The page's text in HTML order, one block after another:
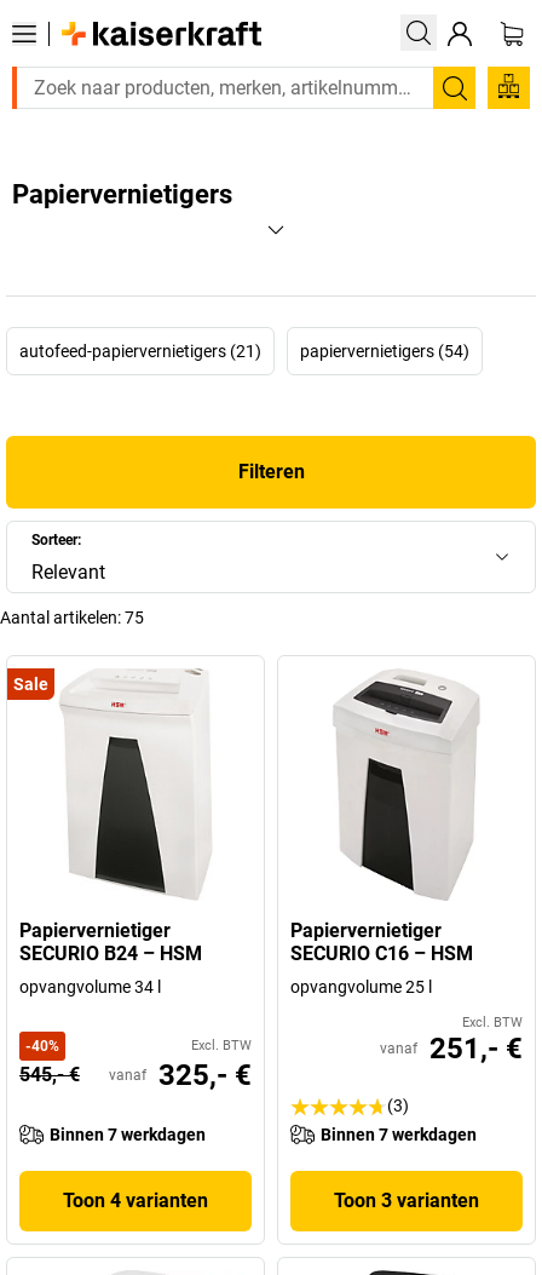
Zoeken
Papiervernietigers
autofeed-papiervernietigers (21) papiervernietigers (54)
Filteren
Sorteer:
Relevant
Aantal artikelen:75
Sale
Papiervernietiger
SECURIO B24 – HSM
opvangvolume 34 l
-40% Excl. BTW
545,- € vanaf 325,- €
Binnen 7 werkdagen
Toon 4 varianten
Papiervernietiger
SECURIO C16 – HSM
opvangvolume 25 l
Excl. BTW
vanaf 251,- €
(3)
Binnen 7 werkdagen
Toon 3 varianten